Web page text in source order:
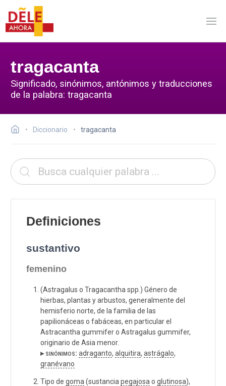
tragacanta
Significado, sinónimos, antónimos y traducciones
de la palabra: tragacanta
Diccionario tragacanta
Definiciones
sustantivo
femenino
(Astragalus o Tragacantha spp.) Género de
hierbas, plantas y arbustos, generalmente del
hemisferio norte, de la familia de las
papilionáceas o fabáceas, en particular el
Astracantha gummifer o Astragalus gummifer,
originario de Asia menor.
▸ sinónimos: adraganto, alquitira, astrágalo,
granévano
Tipo de goma (sustancia pegajosa o glutinosa),